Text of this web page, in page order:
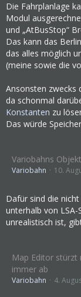
Die Fahrplanlage
Modul
und „AtBusStop“
Das kann das
das alles möglich
(meine sowie die
Ansonsten zwecks
da schonmal
Konstanten zu
Das würde
Variobahns
Variobahn 10.
Dafür sind die
unterhalb von LSA-
unrealistisch ist,
Map Editor stürzt
immer ab
Variobahn 4.